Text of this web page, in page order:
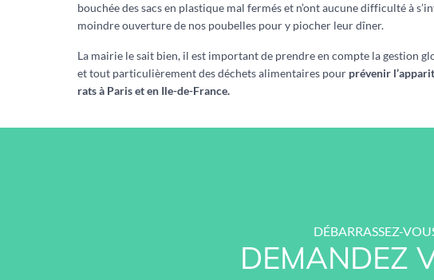
bouchée des sacs en plastique mal fermés et n’ont aucune difficulté à
moindre ouverture de nos poubelles pour y piocher leur dîner.
La mairie le sait bien, il est important de prendre en compte la gestion
et tout particulièrement des déchets alimentaires pour prévenir
rats à Paris et en Ile-de-France.
DÉBARRASSEZ-
DEMANDEZ